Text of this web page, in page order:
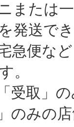
たは一
発送で
便など
。
取」の
みの店